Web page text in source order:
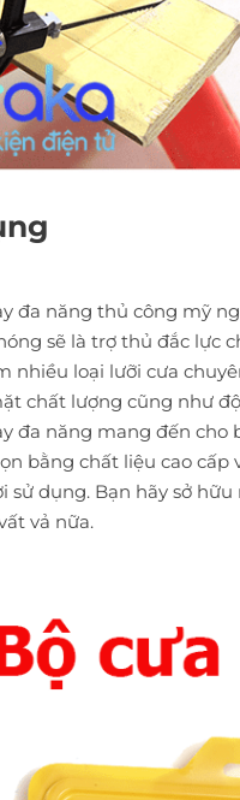
đa năng thủ công mỹ
sẽ là trợ thủ đắc lực
nhiều loại lưỡi cưa
chất lượng cũng như
đa năng mang đến
bằng chất liệu cao cấp
sử dụng. Bạn hãy sở
vả nữa.